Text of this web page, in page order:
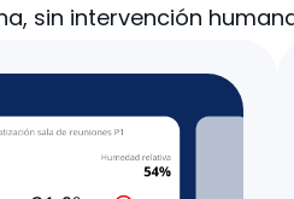
sin intervención